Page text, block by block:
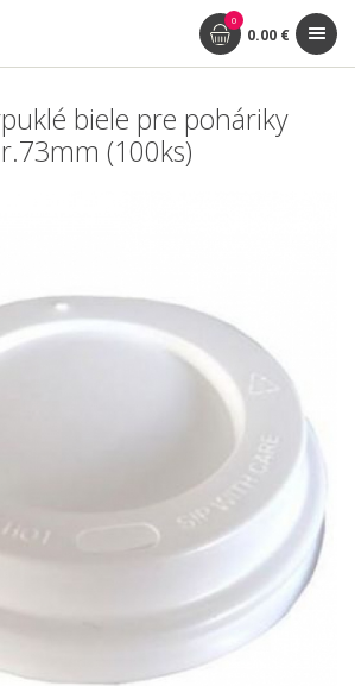
0
0.00 €
biele pre poháriky
(100ks)